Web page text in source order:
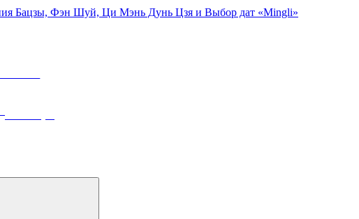
Бацзы, Фэн Шуй, Ци Мэнь Дунь Цзя и Выбор дат «Mingli»
11:00